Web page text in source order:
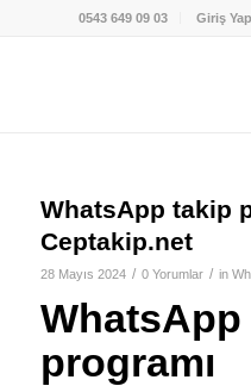
0543 649 09 03 Giriş Yap
WhatsApp takip
Ceptakip.net
28 Mayıs 2024 / 0 Yorumlar / in
programı